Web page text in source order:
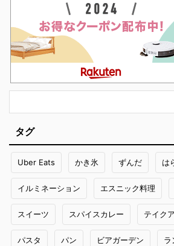
タグ
Uber Eats かき氷 ずんだ は
イルミネーション エスニック料理
スイーツ スパイスカレー テイク
パスタ パン ビアガーデン ラ